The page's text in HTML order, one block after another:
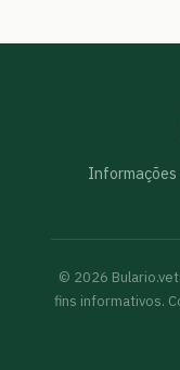
Informações
© 2026
fins informativos.